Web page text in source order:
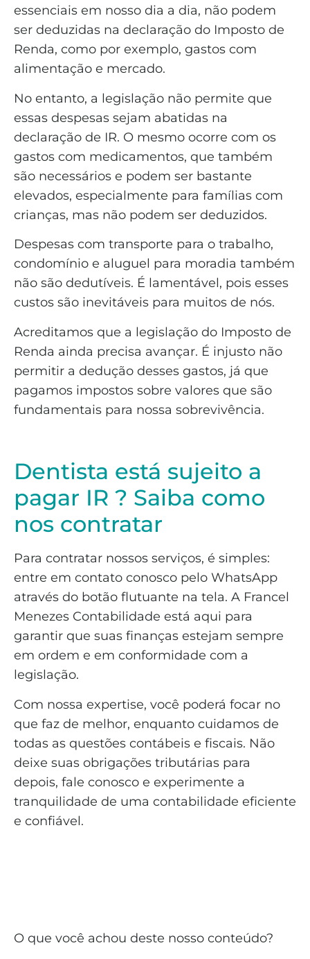
essenciais em nosso dia a dia, não podem
ser deduzidas na declaração do Imposto de
Renda, como por exemplo, gastos com
alimentação e mercado.
No entanto, a legislação não permite que
essas despesas sejam abatidas na
declaração de IR. O mesmo ocorre com os
gastos com medicamentos, que também
são necessários e podem ser bastante
elevados, especialmente para famílias com
crianças, mas não podem ser deduzidos.
Despesas com transporte para o trabalho,
condomínio e aluguel para moradia também
não são dedutíveis. É lamentável, pois esses
custos são inevitáveis para muitos de nós.
Acreditamos que a legislação do Imposto de
Renda ainda precisa avançar. É injusto não
permitir a dedução desses gastos, já que
pagamos impostos sobre valores que são
fundamentais para nossa sobrevivência.
Dentista está sujeito a
pagar IR ? Saiba como
nos contratar
Para contratar nossos serviços, é simples:
entre em contato conosco pelo WhatsApp
através do botão flutuante na tela. A Francel
Menezes Contabilidade está aqui para
garantir que suas finanças estejam sempre
em ordem e em conformidade com a
legislação.
Com nossa expertise, você poderá focar no
que faz de melhor, enquanto cuidamos de
todas as questões contábeis e fiscais. Não
deixe suas obrigações tributárias para
depois, fale conosco e experimente a
tranquilidade de uma contabilidade eficiente
e confiável.
O que você achou deste nosso conteúdo?